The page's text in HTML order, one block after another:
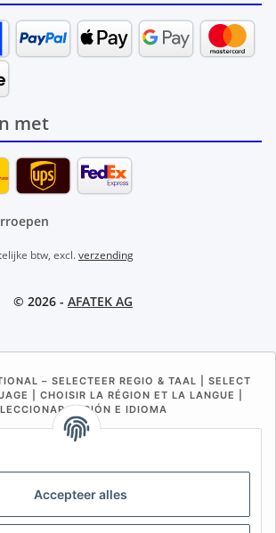
Accepteer alles
met
btw, excl.verzending
© 2026 - AFATEK AG
– SELECTEER REGIO & TAAL | SELECT
| CHOISIR LA RÉGION ET LA LANGUE |
REGIÓN E IDIOMA
BE (NL) BE (FR) NL